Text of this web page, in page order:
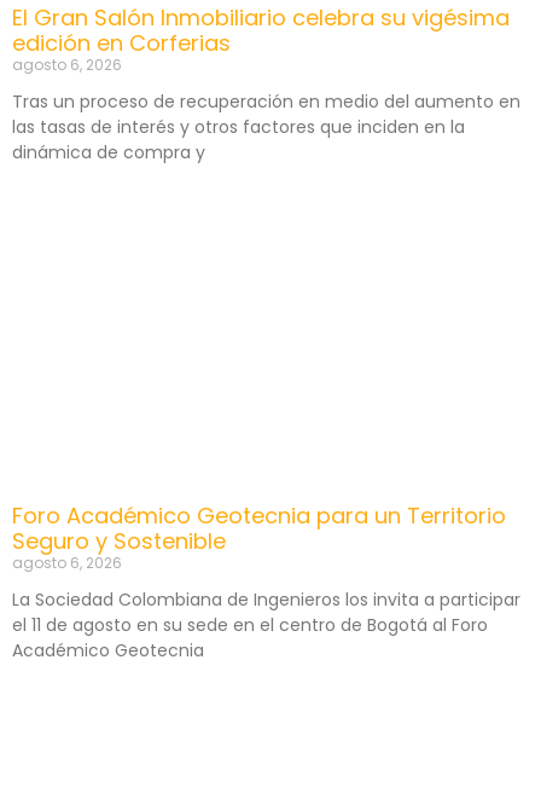
El Gran Salón Inmobiliario celebra su vigésima
edición en Corferias
agosto 6, 2026
Tras un proceso de recuperación en medio del aumento en
las tasas de interés y otros factores que inciden en la
dinámica de compra y
Foro Académico Geotecnia para un Territorio
Seguro y Sostenible
agosto 6, 2026
La Sociedad Colombiana de Ingenieros los invita a participar
el 11 de agosto en su sede en el centro de Bogotá al Foro
Académico Geotecnia